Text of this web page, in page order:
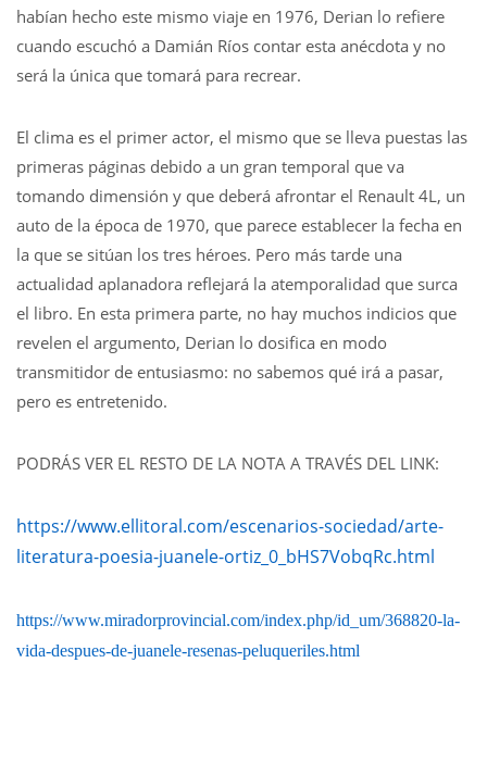
habían hecho este mismo viaje en 1976, Derian lo refiere
cuando escuchó a Damián Ríos contar esta anécdota y no
será la única que tomará para recrear.
El clima es el primer actor, el mismo que se lleva puestas las
primeras páginas debido a un gran temporal que va
tomando dimensión y que deberá afrontar el Renault 4L, un
auto de la época de 1970, que parece establecer la fecha en
la que se sitúan los tres héroes. Pero más tarde una
actualidad aplanadora reflejará la atemporalidad que surca
el libro. En esta primera parte, no hay muchos indicios que
revelen el argumento, Derian lo dosifica en modo
transmitidor de entusiasmo: no sabemos qué irá a pasar,
pero es entretenido.
PODRÁS VER EL RESTO DE LA NOTA A TRAVÉS DEL LINK:
https://www.ellitoral.com/escenarios-sociedad/arte-
literatura-poesia-juanele-ortiz_0_bHS7VobqRc.html
https://www.miradorprovincial.com/index.php/id_um/368820-la-
vida-despues-de-juanele-resenas-peluqueriles.html